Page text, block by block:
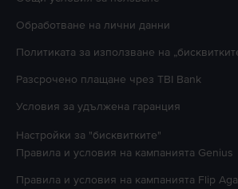
Oбработване на лични данни
Политиката за използване на
Разсрочено плащане чрез TBI Bank
Условия за удължена гаранция
Настройки за "бисквитките"
Правила и условия на кампанията Genius
Правила и условия на кампанията Flip